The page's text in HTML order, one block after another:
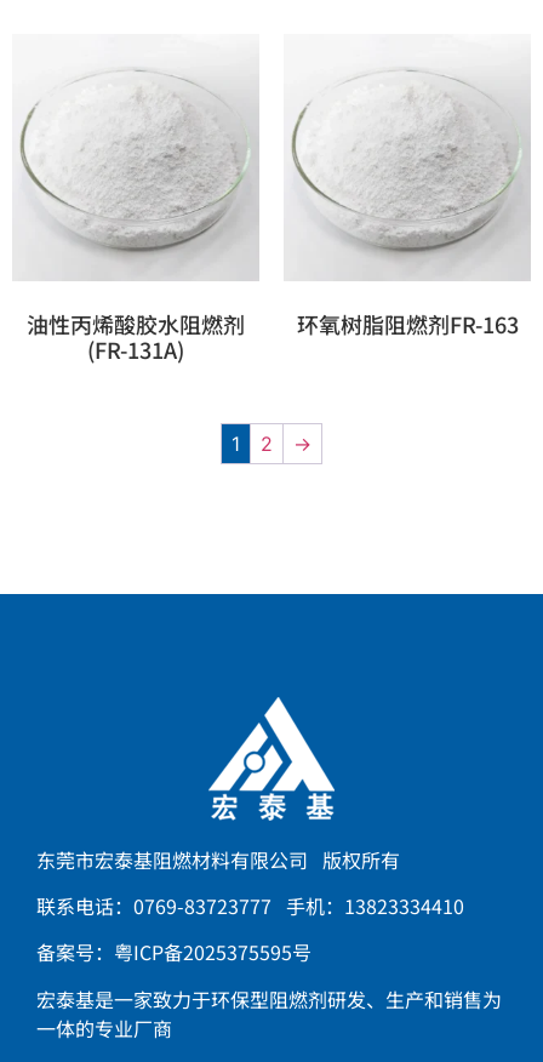
油性丙烯酸胶水阻燃剂
(FR-131A)
环氧树脂阻燃剂FR-163
1 2 →
东莞市宏泰基阻燃材料有限公司 版权所有
联系电话：0769-83723777 手机：13823334410
备案号： 粤ICP备2025375595号
宏泰基是一家致力于环保型阻燃剂研发、生产和销售为
一体的专业厂商